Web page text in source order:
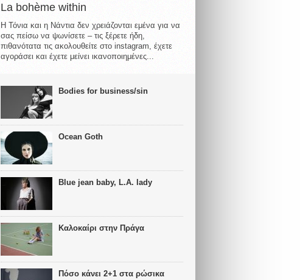
La bohème within
Η Τόνια και η Νάντια δεν χρειάζονται εμένα για να
σας πείσω να ψωνίσετε – τις ξέρετε ήδη,
πιθανότατα τις ακολουθείτε στο instagram, έχετε
αγοράσει και έχετε μείνει ικανοποιημένες...
Bodies for business/sin
Ocean Goth
Blue jean baby, L.A. lady
Καλοκαίρι στην Πράγα
Πόσο κάνει 2+1 στα ρώσικα